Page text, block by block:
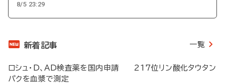
8/5 23:29
新着記事 一覧
ロシュ・D、AD検査薬を国内申請 217位リン酸化タウタン
パクを血漿で測定